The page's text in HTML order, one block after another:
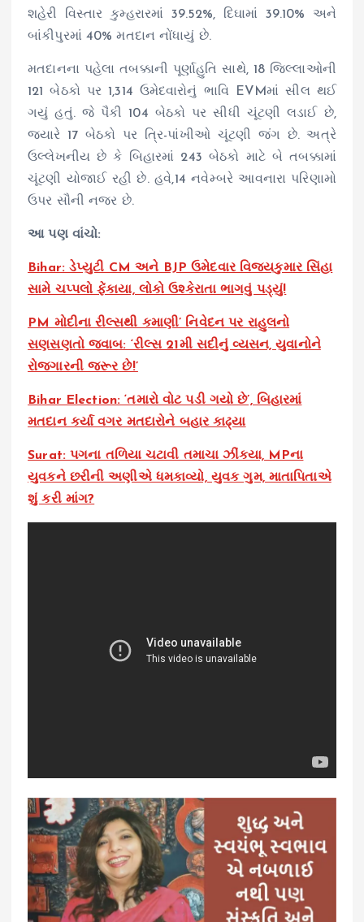
શહેરી વિસ્તાર કુમ્હરારમાં 39.52%, દિઘામાં 39.10% અને
બાંકીપુરમાં 40% મતદાન નોંધાયું છે.
મતદાનના પહેલા તબક્કાની પૂર્ણાહુતિ સાથે, 18 જિલ્લાઓની
121 બેઠકો પર 1,314 ઉમેદવારોનું ભાવિ EVMમાં સીલ થઈ
ગયું હતું. જે પૈકી 104 બેઠકો પર સીધી ચૂંટણી લડાઈ છે,
જ્યારે 17 બેઠકો પર ત્રિ-પાંખીઓ ચૂંટણી જંગ છે. અત્રે
ઉલ્લેખનીય છે કે બિહારમાં 243 બેઠકો માટે બે તબક્કામાં
ચૂંટણી યોજાઈ રહી છે. હવે,14 નવેમ્બરે આવનારા પરિણામો
ઉપર સૌની નજર છે.
આ પણ વાંચો:
Bihar: ડેપ્યુટી CM અને BJP ઉમેદવાર વિજયકુમાર સિંહા
સામે ચપ્પલો ફેંકાયા, લોકો ઉશ્કેરાતા ભાગવું પડ્યું!
PM મોદીના રીલ્સથી કમાણી’ નિવેદન પર રાહુલનો
સણસણતો જવાબ: ‘રીલ્સ 21મી સદીનું વ્યસન, યુવાનોને
રોજગારની જરૂર છે!’
Bihar Election: ‘તમારો વોટ પડી ગયો છે’, બિહારમાં
મતદાન કર્યા વગર મતદારોને બહાર કાઢ્યા
Surat: પગના તળિયા ચટાવી તમાચા ઝીંક્યા, MPના
યુવકને છરીની અણીએ ધમકાવ્યો, યુવક ગુમ, માતાપિતાએ
શું કરી માંગ?